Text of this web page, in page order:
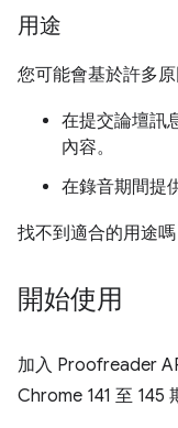
用途
您可能會基於許多
在提交論壇訊
內容。
在錄音期間提
找不到適合的用途
開始使用
加入 Proofreader
Chrome 141 至 145